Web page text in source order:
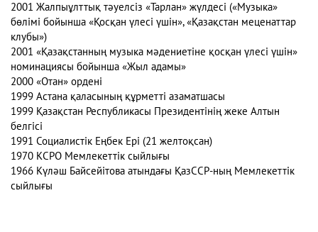
2001 Жалпыұлттық тәуелсіз «Тарлан» жүлдесі («Музыка»
бөлімі бойынша «Қосқан үлесі үшін», «Қазақстан меценаттар
клубы»)
2001 «Қазақстанның музыка мәдениетіне қосқан үлесі үшін»
номинациясы бойынша «Жыл адамы»
2000 «Отан» ордені
1999 Астана қаласының құрметті азаматшасы
1999 Қазақстан Республикасы Президентінің жеке Алтын
белгісі
1991 Социалистік Еңбек Ері (21 желтоқсан)
1970 КСРО Мемлекеттік сыйлығы
1966 Күләш Байсейітова атындағы ҚазССР-ның Мемлекеттік
сыйлығы